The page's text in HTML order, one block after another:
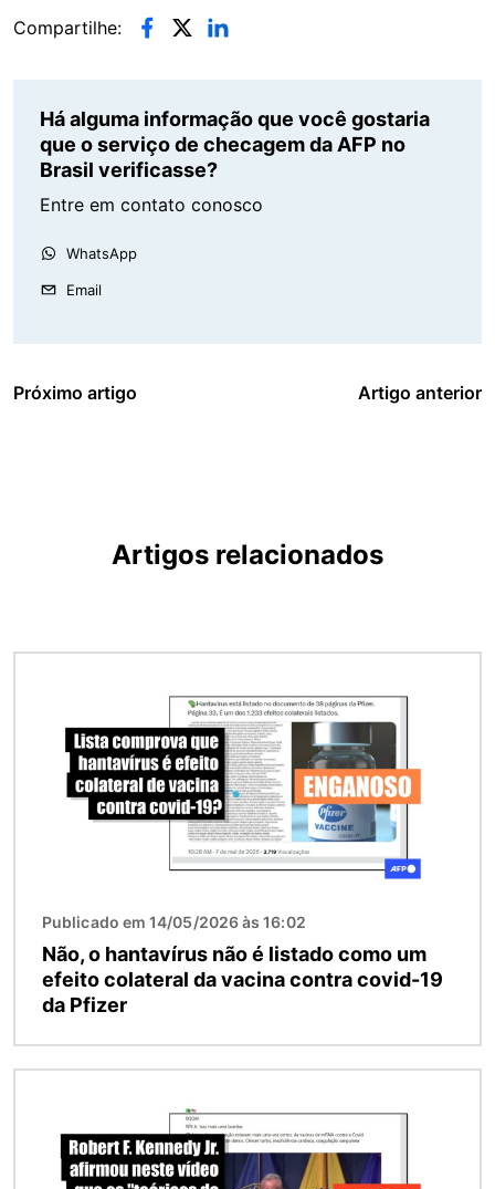
Compartilhe:
Há alguma informação que você gostaria
que o serviço de checagem da AFP no
Brasil verificasse?
Entre em contato conosco
WhatsApp
Email
Próximo artigo Artigo anterior
Artigos relacionados
Publicado em 14/05/2026 às 16:02
Não, o hantavírus não é listado como um
efeito colateral da vacina contra covid-19
da Pfizer